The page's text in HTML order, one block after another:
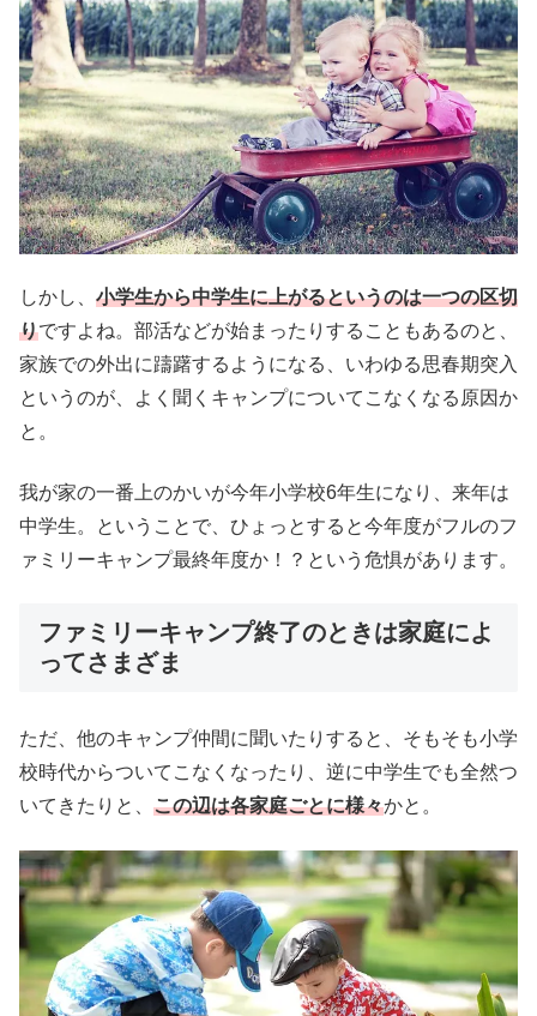
しかし、 小学生から中学生に上がるというのは一つの区切
りですよね。部活などが始まったりすることもあるのと、
家族での外出に躊躇するようになる、いわゆる思春期突入
というのが、よく聞くキャンプについてこなくなる原因か
と。
我が家の一番上のかいが今年小学校6年生になり、来年は
中学生。ということで、ひょっとすると今年度がフルのフ
ァミリーキャンプ最終年度か！？という危惧があります。
ファミリーキャンプ終了のときは家庭によ
ってさまざま
ただ、他のキャンプ仲間に聞いたりすると、そもそも小学
校時代からついてこなくなったり、逆に中学生でも全然つ
いてきたりと、 この辺は各家庭ごとに様々かと。